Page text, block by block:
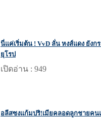
นี่แค่เริ่มต้น ! VvD ลั่น หงส์แดง ยัง
ยุโรป
เปิดอ่าน : 949
อลีสซงแก้มปริ!เมียคลอดลูกชายคน